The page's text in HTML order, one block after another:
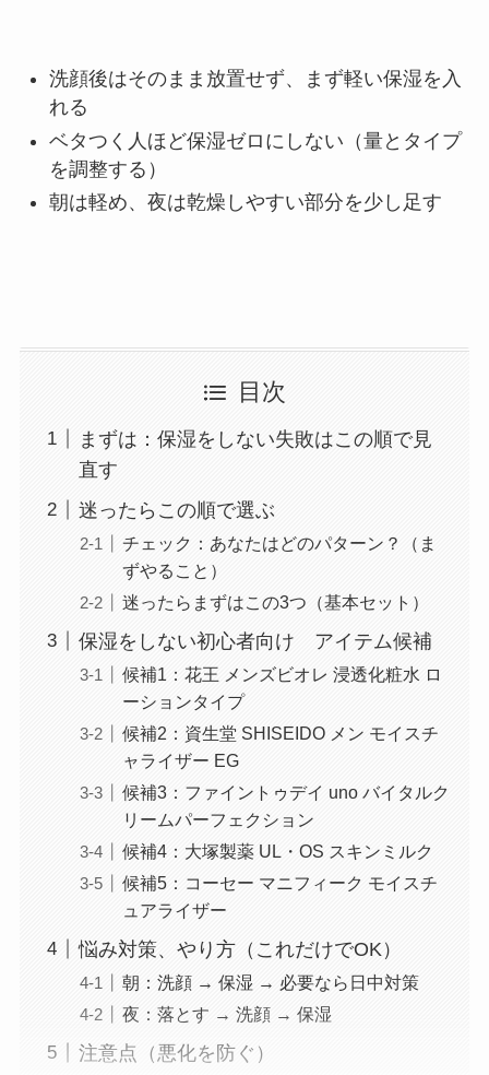
洗顔後はそのまま放置せず、まず軽い保湿を入
れる
ベタつく人ほど保湿ゼロにしない（量とタイプ
を調整する）
朝は軽め、夜は乾燥しやすい部分を少し足す
目次
まずは：保湿をしない失敗はこの順で見
直す
迷ったらこの順で選ぶ
チェック：あなたはどのパターン？（ま
ずやること）
迷ったらまずはこの3つ（基本セット）
保湿をしない初心者向け アイテム候補
候補1：花王 メンズビオレ 浸透化粧水 ロ
ーションタイプ
候補2：資生堂 SHISEIDO メン モイスチ
ャライザー EG
候補3：ファイントゥデイ uno バイタルク
リームパーフェクション
候補4：大塚製薬 UL・OS スキンミルク
候補5：コーセー マニフィーク モイスチ
ュアライザー
悩み対策、やり方（これだけでOK）
朝：洗顔 → 保湿 → 必要なら日中対策
夜：落とす → 洗顔 → 保湿
注意点（悪化を防ぐ）